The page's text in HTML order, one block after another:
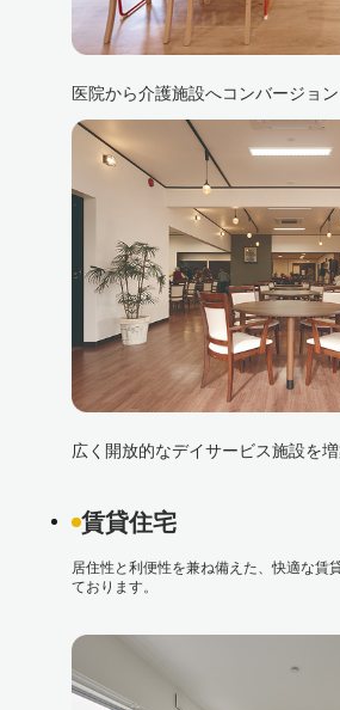
医院から介護施設へコンバージョン
広く開放的なデイサービス施設を
賃貸住宅
居住性と利便性を兼ね備えた、快適な賃
ております。